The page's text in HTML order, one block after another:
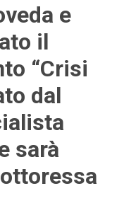
e
il
“Crisi
dal
sarà